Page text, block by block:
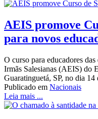
AEIS promove
para novos
O curso para educadores
Irmãs Salesianas (AEIS) do
Guaratinguetá, SP, no dia 14
Publicado em Nacionais
Leia mais ...